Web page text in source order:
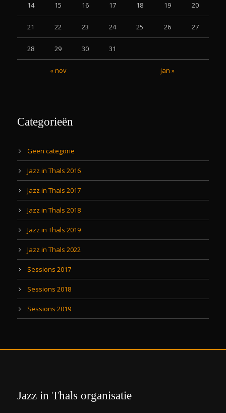
« nov jan »
14 15 16 17 18 19 20
21 22 23 24 25 26 27
28 29 30 31
Categorieën
Geen categorie
Jazz in Thals 2016
Jazz in Thals 2017
Jazz in Thals 2018
Jazz in Thals 2019
Jazz in Thals 2022
Sessions 2017
Sessions 2018
Sessions 2019
Jazz in Thals organisatie